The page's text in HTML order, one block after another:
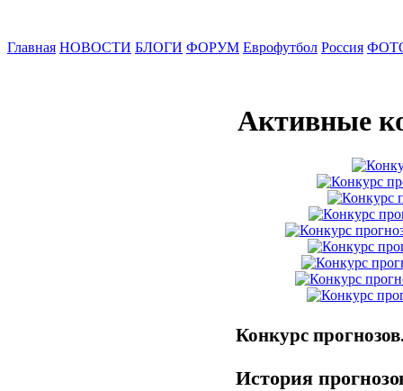
Главная НОВОСТИ БЛОГИ ФОРУМ Еврофутбол Россия
Активные
Конкурс
История